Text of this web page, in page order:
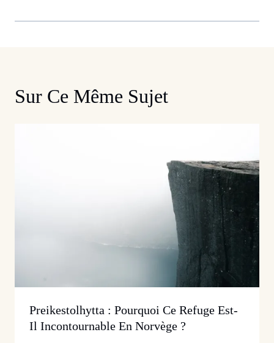
Sur Ce Même Sujet
Preikestolhytta : Pourquoi Ce Refuge Est-
Il Incontournable En Norvège ?